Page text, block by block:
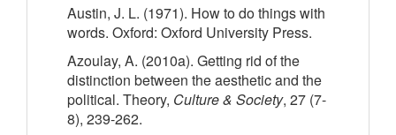
Austin, J. L. (1971). How to do things with
words. Oxford: Oxford University Press.
Azoulay, A. (2010a). Getting rid of the
distinction between the aesthetic and the
political. Theory, Culture & Society, 27 (7-
8), 239-262.